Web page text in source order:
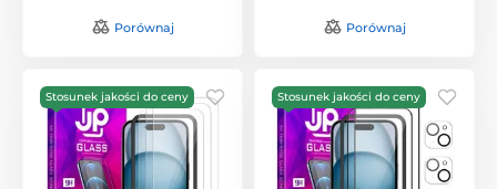
Porównaj Porównaj
Stosunek jakości do ceny Stosunek jakości do ceny